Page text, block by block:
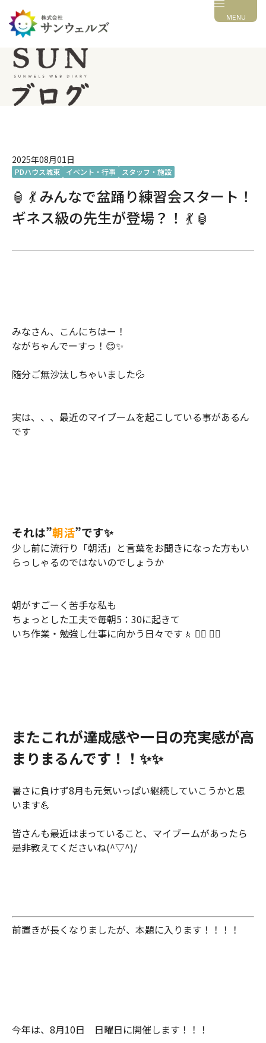
MENU
2025年08月01日
PDハウス城東 イベント・行事 スタッフ・施設
🏮 💃 みんなで盆踊り練習会スタート！
ギネス級の先生が登場？！ 💃 🏮
みなさん、こんにちはー！
ながちゃんでーすっ！😊✨
随分ご無沙汰しちゃいました💦
実は、、、最近のマイブームを起こしている事があるん
です
それは”朝活”です✨
少し前に流行り「朝活」と言葉をお聞きになった方もい
らっしゃるのではないのでしょうか
朝がすごーく苦手な私も
ちょっとした工夫で毎朝5：30に起きて
いち作業・勉強し仕事に向かう日々です🚶 🚶‍♀️ 🚶‍♂️
またこれが達成感や一日の充実感が高
まりまるんです！！✨✨
暑さに負けず8月も元気いっぱい継続していこうかと思
います💪
皆さんも最近はまっていること、マイブームがあったら
是非教えてくださいね(^▽^)/
前置きが長くなりましたが、本題に入ります！！！！
今年は、8月10日 日曜日に開催します！！！